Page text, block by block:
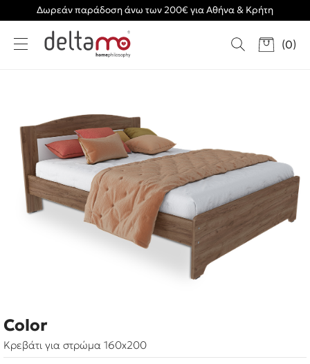
Δωρεάν παράδοση άνω των 200€ για Αθήνα & Κρήτη
(0)
Color
Κρεβάτι για στρώμα 160x200